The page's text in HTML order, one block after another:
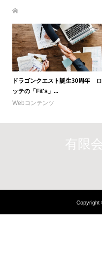
ドラゴンクエスト誕生30周年 ロ
ッテの「Fit's」...
Webコンテンツ
有限
Copyright